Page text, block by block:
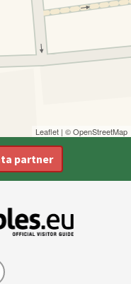
Leaflet | ©OpenStreetMap
partner